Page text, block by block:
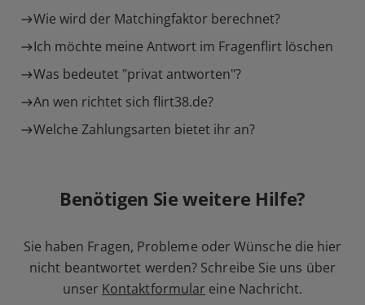
Wie wird der Matchingfaktor berechnet?
Ich möchte meine Antwort im Fragenflirt löschen
Was bedeutet "privat antworten"?
An wen richtet sich flirt38.de?
Welche Zahlungsarten bietet ihr an?
Benötigen Sie weitere Hilfe?
Sie haben Fragen, Probleme oder Wünsche die hier
nicht beantwortet werden? Schreibe Sie uns über
unser Kontaktformular eine Nachricht.